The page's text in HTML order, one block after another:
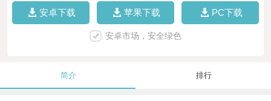
安卓下载 苹果下载 PC下载
安卓市场，安全绿色
简介 排行